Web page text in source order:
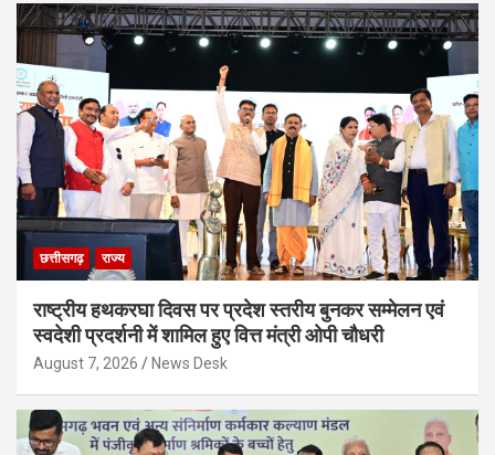
छत्तीसगढ़ राज्य
राष्ट्रीय हथकरघा दिवस पर प्रदेश स्तरीय बुनकर सम्मेलन एवं
स्वदेशी प्रदर्शनी में शामिल हुए वित्त मंत्री ओपी चौधरी
August 7, 2026 News Desk